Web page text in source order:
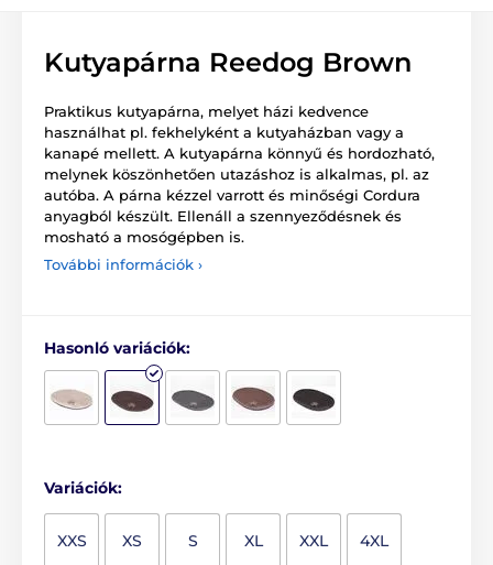
Kutyapárna Reedog Brown
Praktikus kutyapárna, melyet házi kedvence
használhat pl. fekhelyként a kutyaházban vagy a
kanapé mellett. A kutyapárna könnyű és hordozható,
melynek köszönhetően utazáshoz is alkalmas, pl. az
autóba. A párna kézzel varrott és minőségi Cordura
anyagból készült. Ellenáll a szennyeződésnek és
mosható a mosógépben is.
További információk ›
Hasonló variációk:
Variációk:
XXS XS S XL XXL 4XL